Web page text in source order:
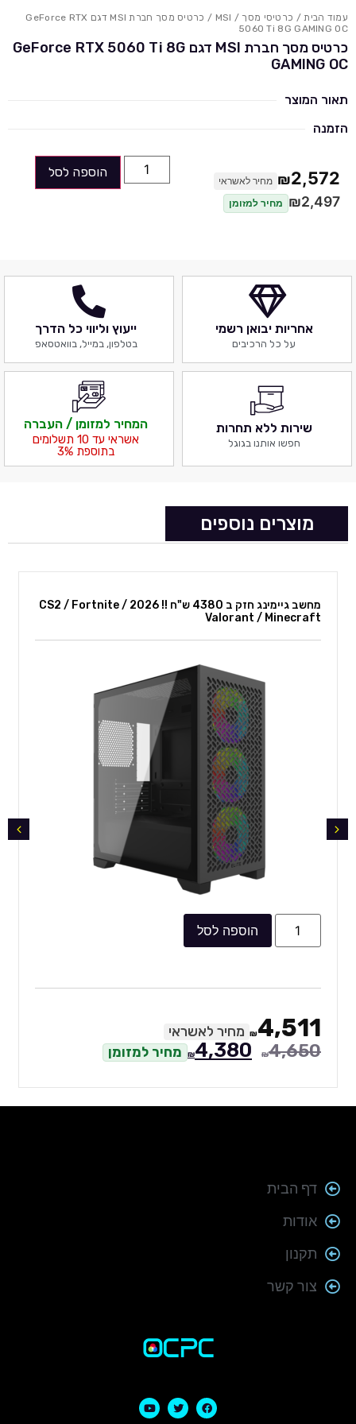
עמוד הבית/ כרטיסי מסך /
MSI
/ כרטיס מסך חברת MSI דגם GeForce RTX
5060 Ti 8G GAMING OC
כרטיס מסך חברת MSI דגם GeForce RTX 5060 Ti 8G
GAMING OC
תאור המוצר
הזמנה
₪2,572 מחיר לאשראי
₪2,497 מחיר למזומן
הוספה לסל
אחריות יבואן רשמי
על כל הרכיבים
ייעוץ וליווי כל הדרך
בטלפון, במייל, בוואטסאפ
שירות ללא תחרות
חפשו אותנו בגוגל
המחיר למזומן / העברה
אשראי עד 10 תשלומים
בתוספת 3%
מוצרים נוספים
מחשב גיימינג חזק ב 4380 ש"ח !! 2026 CS2 / Fortnite /
Valorant / Minecraft
הוספה לסל
₪4,511 מחיר לאשראי
₪4,650
₪4,380 מחיר למזומן
דף הבית
אודות
תקנון
צור קשר